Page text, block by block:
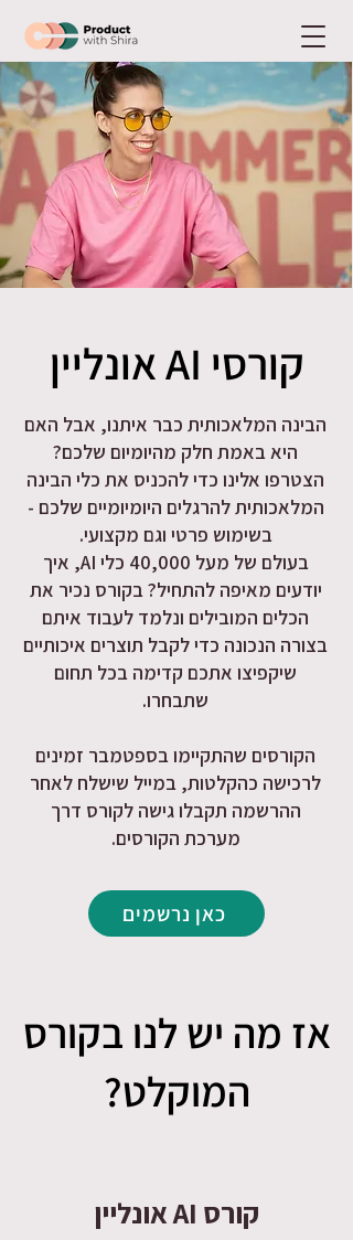
קורסי AI אונליין
הבינה המלאכותית כבר איתנו, אבל האם
היא באמת חלק מהיומיום שלכם?
הצטרפו אלינו כדי להכניס את כלי הבינה
המלאכותית להרגלים היומיומיים שלכם -
בשימוש פרטי וגם מקצועי.
בעולם של מעל 40,000 כלי AI, איך
יודעים מאיפה להתחיל? בקורס נכיר את
הכלים המובילים ונלמד לעבוד איתם
בצורה הנכונה כדי לקבל תוצרים איכותיים
שיקפיצו אתכם קדימה בכל תחום
שתבחרו.
הקורסים שהתקיימו בספטמבר זמינים
לרכישה כהקלטות, במייל שישלח לאחר
ההרשמה תקבלו גישה לקורס דרך
מערכת הקורסים.
כאן נרשמים
אז מה יש לנו בקורס
המוקלט?
קורס AI אונליין